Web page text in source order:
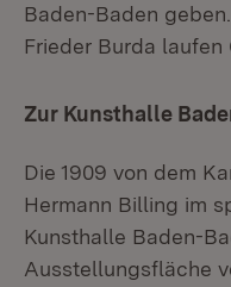
Baden-Baden
Frieder Burda laufen
Zur Kunsthalle
Die 1909 von dem
Hermann Billing im
Kunsthalle Baden-
Ausstellungsfläche